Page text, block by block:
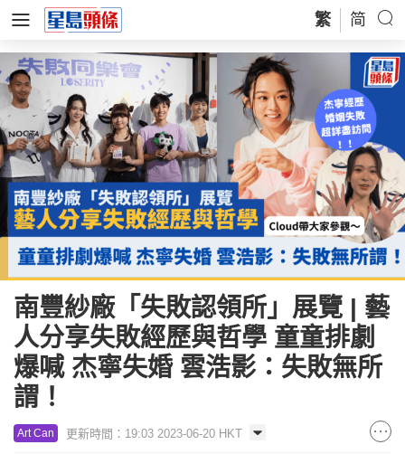
繁 简
南豐紗廠「失敗認領所」展覽 | 藝
人分享失敗經歷與哲學 童童排劇
爆喊 杰寧失婚 雲浩影：失敗無所
謂！
Art Can 更新時間：19:03 2023-06-20 HKT